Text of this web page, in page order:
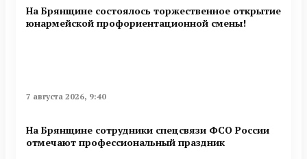
На Брянщине состоялось торжественное открытие
юнармейской профориентационной смены!
7 августа 2026, 9:40
На Брянщине сотрудники спецсвязи ФСО России
отмечают профессиональный праздник